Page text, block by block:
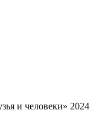
и человеки» 2024